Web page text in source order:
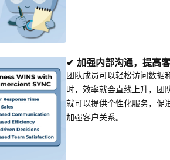
✔ 加强内部沟通，提高
团队成员可以轻松访问数据
时，效率就会直线上升，团
就可以提供个性化服务，促
加强客户关系。